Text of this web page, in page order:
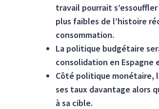
travail pourrait
plus faibles de l’histoire
consommation.
La politique budgétaire
consolidation en Espagne
Côté politique monétaire,
ses taux davantage alors
à sa cible.